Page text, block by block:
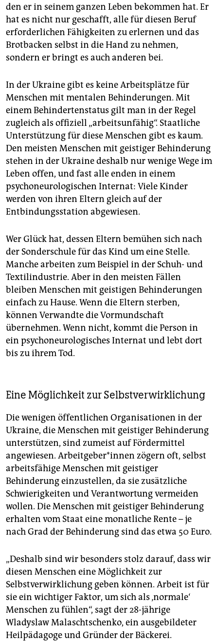
den er in seinem ganzen Leben bekommen hat. Er
hat es nicht nur geschafft, alle für diesen Beruf
erforderlichen Fähigkeiten zu erlernen und das
Brotbacken selbst in die Hand zu nehmen,
sondern er bringt es auch anderen bei.
In der Ukraine gibt es keine Arbeitsplätze für
Menschen mit mentalen Behinderungen. Mit
einem Behindertenstatus gilt man in der Regel
zugleich als offiziell „arbeitsunfähig“. Staatliche
Unterstützung für diese Menschen gibt es kaum.
Den meisten Menschen mit geistiger Behinderung
stehen in der Ukraine deshalb nur wenige Wege im
Leben offen, und fast alle enden in einem
psychoneurologischen Internat: Viele Kinder
werden von ihren Eltern gleich auf der
Entbindungsstation abgewiesen.
Wer Glück hat, dessen Eltern bemühen sich nach
der Sonderschule für das Kind um eine Stelle.
Manche arbeiten zum Beispiel in der Schuh- und
Textilindustrie. Aber in den meisten Fällen
bleiben Menschen mit geistigen Behinderungen
einfach zu Hause. Wenn die Eltern sterben,
können Verwandte die Vormundschaft
übernehmen. Wenn nicht, kommt die Person in
ein psychoneurologisches Internat und lebt dort
bis zu ihrem Tod.
Eine Möglichkeit zur Selbstverwirklichung
Die wenigen öffentlichen Organisationen in der
Ukraine, die Menschen mit geistiger Behinderung
unterstützen, sind zumeist auf Fördermittel
angewiesen. Ar­beit­ge­be­r*in­nen zögern oft, selbst
arbeitsfähige Menschen mit geistiger
Behinderung einzustellen, da sie zusätzliche
Schwierigkeiten und Verantwortung vermeiden
wollen. Die Menschen mit geistiger Behinderung
erhalten vom Staat eine monatliche Rente – je
nach Grad der Behinderung sind das etwa 50 Euro.
„Deshalb sind wir besonders stolz darauf, dass wir
diesen Menschen eine Möglichkeit zur
Selbstverwirklichung geben können. Arbeit ist für
sie ein wichtiger Faktor, um sich als ‚normale‘
Menschen zu fühlen“, sagt der 28-jährige
Wladyslaw Malaschtschenko, ein ausgebildeter
Heilpädagoge und Gründer der Bäckerei.